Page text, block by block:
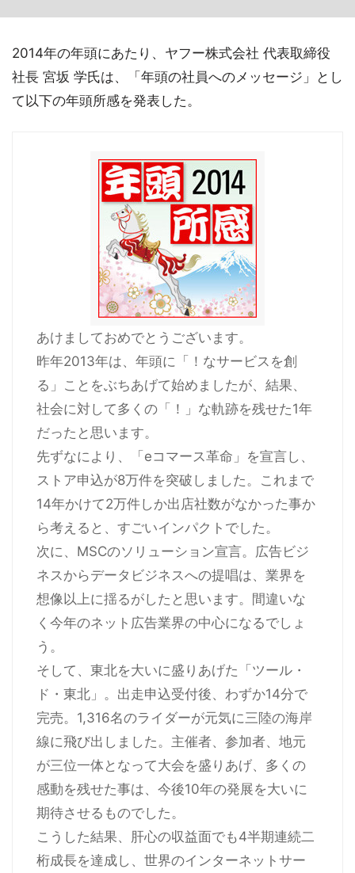
2014年の年頭にあたり、ヤフー株式会社 代表取締役
社長 宮坂 学氏は、「年頭の社員へのメッセージ」とし
て以下の年頭所感を発表した。
あけましておめでとうございます。
昨年2013年は、年頭に「！なサービスを創
る」ことをぶちあげて始めましたが、結果、
社会に対して多くの「！」な軌跡を残せた1年
だったと思います。
先ずなにより、「eコマース革命」を宣言し、
ストア申込が8万件を突破しました。これまで
14年かけて2万件しか出店社数がなかった事か
ら考えると、すごいインパクトでした。
次に、MSCのソリューション宣言。広告ビジ
ネスからデータビジネスへの提唱は、業界を
想像以上に揺るがしたと思います。間違いな
く今年のネット広告業界の中心になるでしょ
う。
そして、東北を大いに盛りあげた「ツール・
ド・東北」。出走申込受付後、わずか14分で
完売。1,316名のライダーが元気に三陸の海岸
線に飛び出しました。主催者、参加者、地元
が三位一体となって大会を盛りあげ、多くの
感動を残せた事は、今後10年の発展を大いに
期待させるものでした。
こうした結果、肝心の収益面でも4半期連続二
桁成長を達成し、世界のインターネットサー